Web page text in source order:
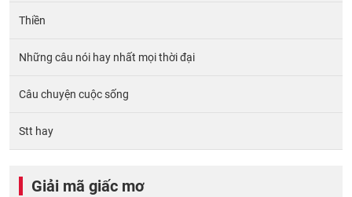
Thiền
Những câu nói hay nhất mọi thời đại
Câu chuyện cuộc sống
Stt hay
Giải mã giấc mơ